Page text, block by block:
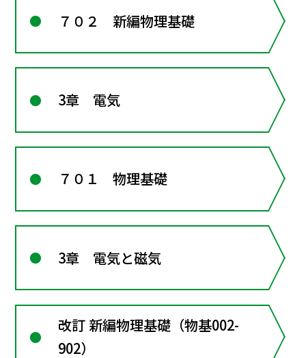
７０２ 新編物理基礎
3章 電気
７０１ 物理基礎
3章 電気と磁気
改訂 新編物理基礎（物基002-
902）